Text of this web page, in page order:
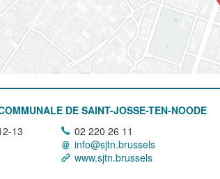
DE SAINT-JOSSE-TEN-NOODE
13
02 220 26 11
info@sjtn.brussels
www.sjtn.brussels